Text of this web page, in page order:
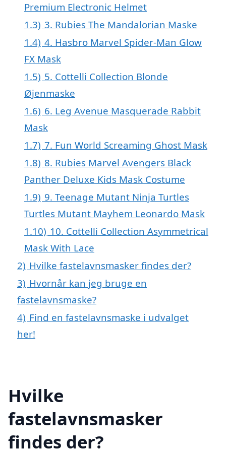
Premium Electronic Helmet
1.3) 3. Rubies The Mandalorian Maske
1.4) 4. Hasbro Marvel Spider-Man Glow
FX Mask
1.5) 5. Cottelli Collection Blonde
Øjenmaske
1.6) 6. Leg Avenue Masquerade Rabbit
Mask
1.7) 7. Fun World Screaming Ghost Mask
1.8) 8. Rubies Marvel Avengers Black
Panther Deluxe Kids Mask Costume
1.9) 9. Teenage Mutant Ninja Turtles
Turtles Mutant Mayhem Leonardo Mask
1.10) 10. Cottelli Collection Asymmetrical
Mask With Lace
2) Hvilke fastelavnsmasker findes der?
3) Hvornår kan jeg bruge en
fastelavnsmaske?
4) Find en fastelavnsmaske i udvalget
her!
Hvilke
fastelavnsmasker
findes der?